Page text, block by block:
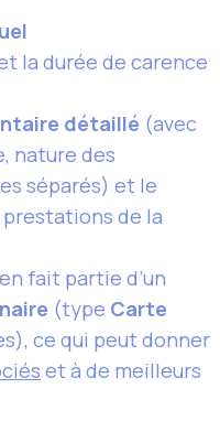
la durée de carence
détaillé (avec
nature des
séparés) et le
de la
fait partie d’un
(type Carte
ce qui peut donner
et à de meilleurs